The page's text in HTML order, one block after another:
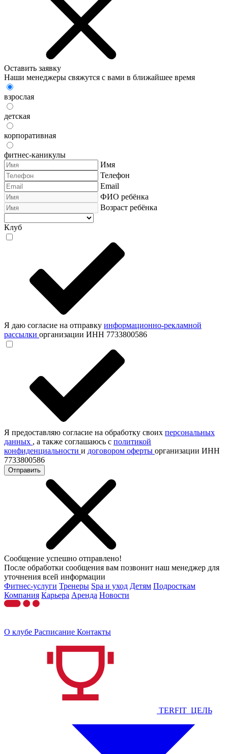
Оставить заявку
Наши менеджеры свяжутся с вами в ближайшее время
взрослая
детская
корпоративная
фитнес-каникулы
Имя
Телефон
Email
ФИО ребёнка
Возраст ребёнка
Клуб
Я даю согласие на отправку информационно-рекламной
рассылки организации ИНН 7733800586
Я предоставляю согласие на обработку своих персональных
данных , а также соглашаюсь с политикой
конфиденциальности и договором оферты организации ИНН
7733800586
Отправить
Сообщение успешно отправлено!
После обработки сообщения вам позвонит наш менеджер для
уточнения всей информации
Фитнес-услуги Тренеры Spa и уход Детям Подросткам
Компания Карьера Аренда Новости
О клубе Расписание Контакты
TERFIT_ЦЕЛЬ